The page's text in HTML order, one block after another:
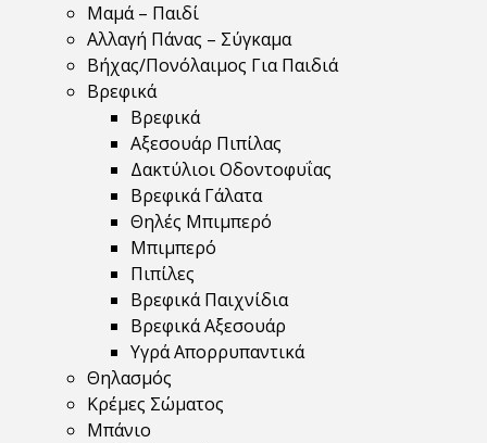
Μαμά – Παιδί
Αλλαγή Πάνας – Σύγκαμα
Βήχας/Πονόλαιμος Για Παιδιά
Βρεφικά
Βρεφικά
Αξεσουάρ Πιπίλας
Δακτύλιοι Οδοντοφυΐας
Βρεφικά Γάλατα
Θηλές Μπιμπερό
Μπιμπερό
Πιπίλες
Βρεφικά Παιχνίδια
Βρεφικά Αξεσουάρ
Υγρά Απορρυπαντικά
Θηλασμός
Κρέμες Σώματος
Μπάνιο